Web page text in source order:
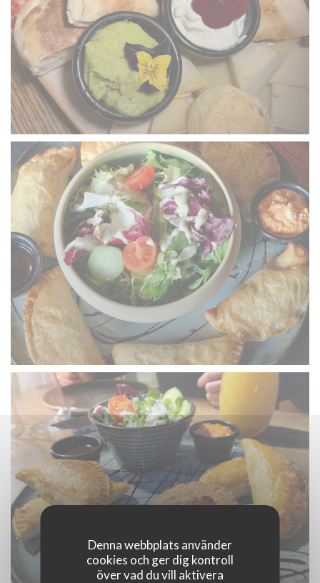
Denna webbplats använder
cookies och ger dig kontroll
över vad du vill aktivera